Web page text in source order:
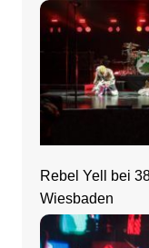
Rebel Yell bei
Wiesbaden